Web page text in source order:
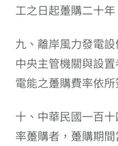
工之日起躉購二十年
九、離岸風力發電
中央主管機關與設
電能之躉購費率依
十、 中華民國一百
率躉購者，躉購期